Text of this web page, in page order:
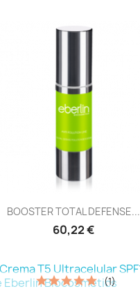
Vista rápida
BOOSTER TOTAL DEFENSE...
60,22 €
(1)